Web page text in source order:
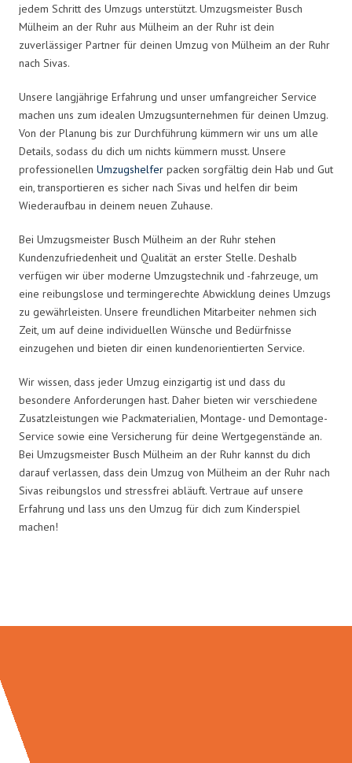
jedem Schritt des Umzugs unterstützt. Umzugsmeister Busch
Mülheim an der Ruhr aus Mülheim an der Ruhr ist dein
zuverlässiger Partner für deinen Umzug von Mülheim an der Ruhr
nach Sivas.
Unsere langjährige Erfahrung und unser umfangreicher Service
machen uns zum idealen Umzugsunternehmen für deinen Umzug.
Von der Planung bis zur Durchführung kümmern wir uns um alle
Details, sodass du dich um nichts kümmern musst. Unsere
professionellen Umzugshelfer packen sorgfältig dein Hab und Gut
ein, transportieren es sicher nach Sivas und helfen dir beim
Wiederaufbau in deinem neuen Zuhause.
Bei Umzugsmeister Busch Mülheim an der Ruhr stehen
Kundenzufriedenheit und Qualität an erster Stelle. Deshalb
verfügen wir über moderne Umzugstechnik und -fahrzeuge, um
eine reibungslose und termingerechte Abwicklung deines Umzugs
zu gewährleisten. Unsere freundlichen Mitarbeiter nehmen sich
Zeit, um auf deine individuellen Wünsche und Bedürfnisse
einzugehen und bieten dir einen kundenorientierten Service.
Wir wissen, dass jeder Umzug einzigartig ist und dass du
besondere Anforderungen hast. Daher bieten wir verschiedene
Zusatzleistungen wie Packmaterialien, Montage- und Demontage-
Service sowie eine Versicherung für deine Wertgegenstände an.
Bei Umzugsmeister Busch Mülheim an der Ruhr kannst du dich
darauf verlassen, dass dein Umzug von Mülheim an der Ruhr nach
Sivas reibungslos und stressfrei abläuft. Vertraue auf unsere
Erfahrung und lass uns den Umzug für dich zum Kinderspiel
machen!